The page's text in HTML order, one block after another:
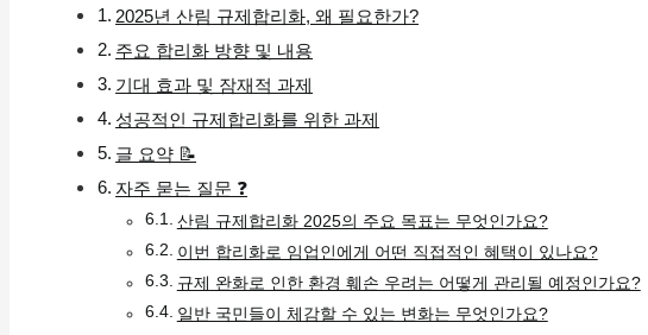
2025년 산림 규제합리화, 왜 필요한가?
주요 합리화 방향 및 내용
기대 효과 및 잠재적 과제
성공적인 규제합리화를 위한 과제
글 요약 📝
자주 묻는 질문 ❓
산림 규제합리화 2025의 주요 목표는 무엇인가요?
이번 합리화로 임업인에게 어떤 직접적인 혜택이 있나요?
규제 완화로 인한 환경 훼손 우려는 어떻게 관리될 예정인가요?
일반 국민들이 체감할 수 있는 변화는 무엇인가요?